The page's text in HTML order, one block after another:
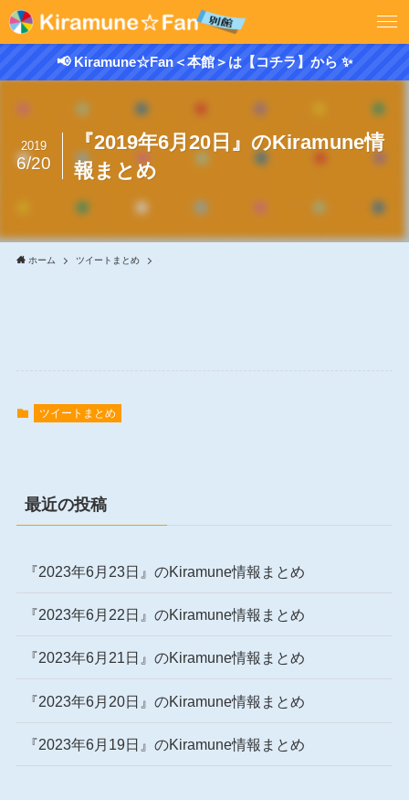
📢 Kiramune☆Fan＜本館＞は【コチラ】から ✨
『2019年6月20日』のKiramune情
報まとめ
2019
6/20
ホーム ツイートまとめ
ツイートまとめ
最近の投稿
『2023年6月23日』のKiramune情報まとめ
『2023年6月22日』のKiramune情報まとめ
『2023年6月21日』のKiramune情報まとめ
『2023年6月20日』のKiramune情報まとめ
『2023年6月19日』のKiramune情報まとめ